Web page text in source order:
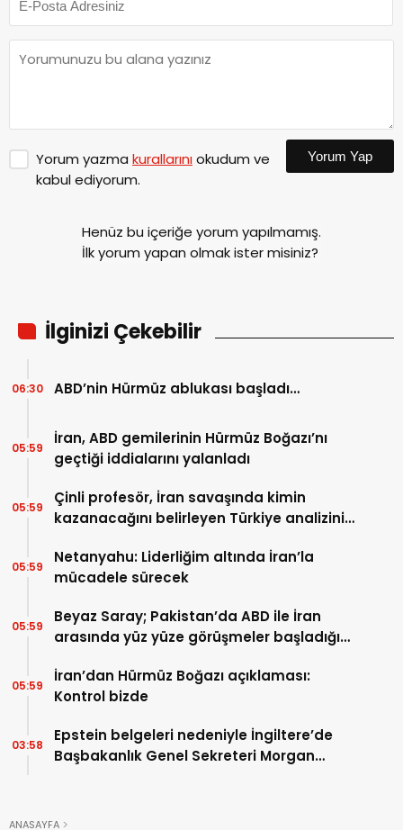
Yorum yazma kurallarınıokudum ve
kabul ediyorum.
Yorum Yap
Henüz bu içeriğe yorum yapılmamış.
İlk yorum yapan olmak ister misiniz?
İlginizi Çekebilir
ABD’nin Hürmüz ablukası başladı…
06:30
İran, ABD gemilerinin Hürmüz Boğazı’nı
geçtiği iddialarını yalanladı
05:59
Çinli profesör, İran savaşında kimin
kazanacağını belirleyen Türkiye analizini
05:59
Netanyahu: Liderliğim altında İran’la
mücadele sürecek
05:59
Beyaz Saray; Pakistan’da ABD ile İran
arasında yüz yüze görüşmeler başladığını
05:59
İran’dan Hürmüz Boğazı açıklaması:
Kontrol bizde
05:59
Epstein belgeleri nedeniyle İngiltere’de
Başbakanlık Genel Sekreteri Morgan
03:58
ANASAYFA